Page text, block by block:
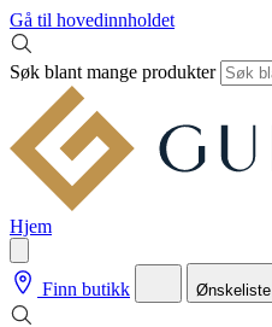
Gå til hovedinnholdet
Søk blant mange produkter
Hjem
Finn butikk Ønskeliste